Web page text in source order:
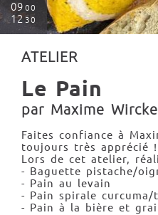
09 00
12 30
ATELIER
Le Pain
par Maxime
Faites confiance à
toujours très apprécié !
Lors de cet atelier,
- Baguette pistache/
- Pain au levain
- Pain spirale curcuma/
- Pain à la bière et